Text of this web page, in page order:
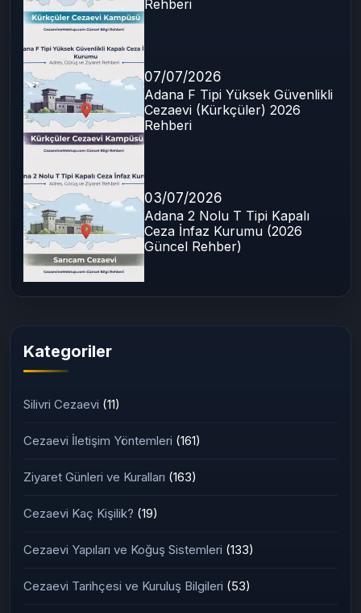
Rehberi
07/07/2026
Adana F Tipi Yüksek Güvenlikli
Cezaevi (Kürkçüler) 2026
Rehberi
03/07/2026
Adana 2 Nolu T Tipi Kapalı
Ceza İnfaz Kurumu (2026
Güncel Rehber)
Kategoriler
Silivri Cezaevi (11)
Cezaevi İletişim Yöntemleri (161)
Ziyaret Günleri ve Kuralları (163)
Cezaevi Kaç Kişilik? (19)
Cezaevi Yapıları ve Koğuş Sistemleri (133)
Cezaevi Tarihçesi ve Kuruluş Bilgileri (53)